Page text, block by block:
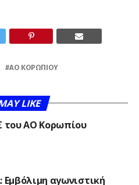
ΑΟ ΚΟΡΩΠΊΟΥ
LIKE
του ΑΟ Κορωπίου
Εμβόλιμη αγωνιστική